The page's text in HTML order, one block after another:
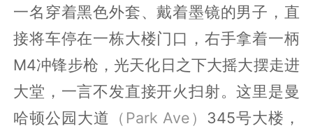
一名穿着黑色外套、戴着墨镜的男子，直
接将车停在一栋大楼门口，右手拿着一柄
M4冲锋步枪，光天化日之下大摇大摆走进
大堂，一言不发直接开火扫射。这里是曼
哈顿公园大道
（Park Ave） 345号大楼，